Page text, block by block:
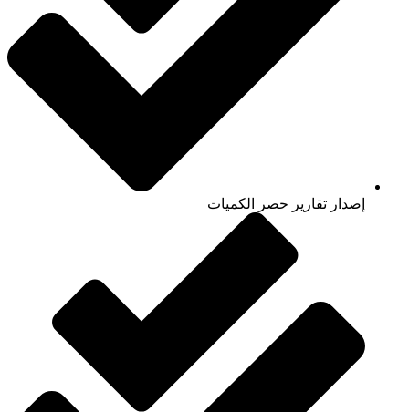
إصدار تقارير حصر الكميات